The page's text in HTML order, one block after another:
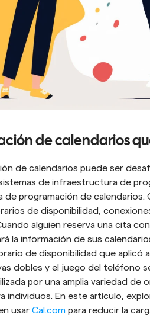
de calendarios
de calendarios puede ser
de infraestructura de
de programación de
de disponibilidad,
alguien reserva una cita
la información de sus
de disponibilidad que aplicó
dobles y el juego del teléfono
por una amplia variedad de
individuos. En este artículo,
usar Cal.com para reducir la